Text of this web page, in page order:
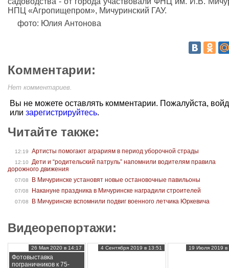
НПЦ «Агропищепром», Мичуринский ГАУ.
фото: Юлия Антонова
Комментарии:
Нет комментариев.
Вы не можете оставлять комментарии. Пожалуйста,
или зарегистрируйтесь.
Читайте также:
12:19 Артисты помогают аграриям в период уборочной страды
12:10
Дети и “родительский патруль” напомнили водителям правила
дорожного движения
07/08 В Мичуринске установят новые остановочные павильоны
07/08 Накануне праздника в Мичуринске наградили строителей
07/08 В Мичуринске вспомнили подвиг военного летчика Юркевича
Видеорепортажи:
Фотовыставка
пограничников к 75-
26 Мая 2020 в 14:17 4 Сентября 2019 в 13:51 19 Июля 2019 в